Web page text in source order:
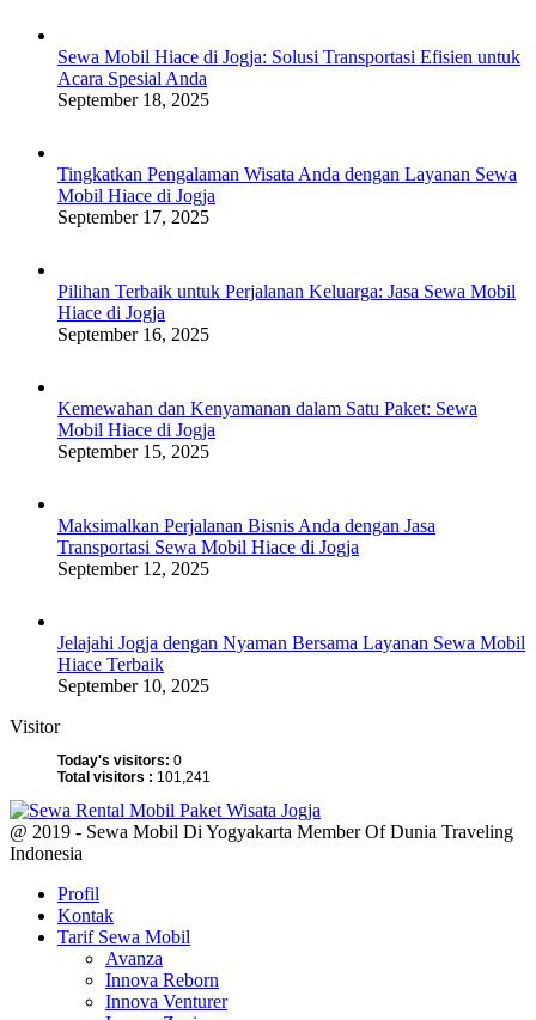
Sewa Mobil Hiace di Jogja: Solusi Transportasi Efisien untuk
Acara Spesial Anda
September 18, 2025
Tingkatkan Pengalaman Wisata Anda dengan Layanan Sewa
Mobil Hiace di Jogja
September 17, 2025
Pilihan Terbaik untuk Perjalanan Keluarga: Jasa Sewa Mobil
Hiace di Jogja
September 16, 2025
Kemewahan dan Kenyamanan dalam Satu Paket: Sewa
Mobil Hiace di Jogja
September 15, 2025
Maksimalkan Perjalanan Bisnis Anda dengan Jasa
Transportasi Sewa Mobil Hiace di Jogja
September 12, 2025
Jelajahi Jogja dengan Nyaman Bersama Layanan Sewa Mobil
Hiace Terbaik
September 10, 2025
Visitor
Today's visitors: 0
Total visitors : 101,241
@ 2019 - Sewa Mobil Di Yogyakarta Member Of Dunia Traveling
Indonesia
Profil
Kontak
Tarif Sewa Mobil
Avanza
Innova Reborn
Innova Venturer